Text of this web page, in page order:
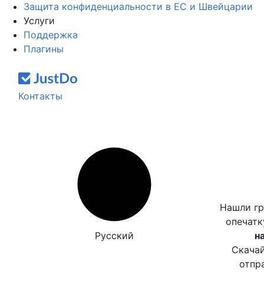
Защита конфиденциальности в ЕС и Швейцарии
Услуги
Поддержка
Плагины
Контакты
Русский
Нашли